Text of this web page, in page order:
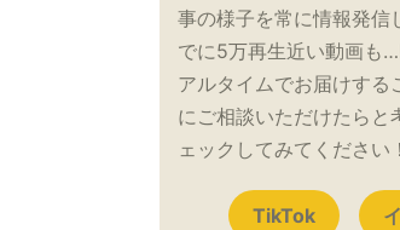
事の様子を常に情報発信
でに5万再生近い動画も
アルタイムでお届けする
にご相談いただけたらと
ェックしてみてください！
TikTok